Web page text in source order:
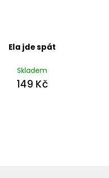
Ela jde spát
Skladem
149 Kč